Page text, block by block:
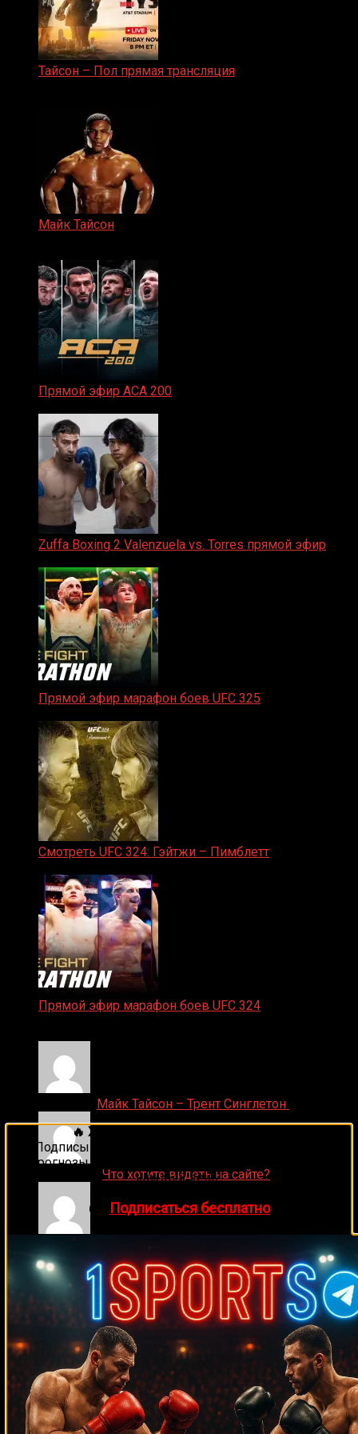
Тайсон – Пол прямая трансляция
Майк Тайсон
Прямой эфир ACA 200
Zuffa Boxing 2 Valenzuela vs. Torres прямой эфир
Прямой эфир марафон боев UFC 325
Смотреть UFC 324: Гэйтжи – Пимблетт
Прямой эфир марафон боев UFC 324
Майк Тайсон – Трент Синглетон
Что хотите видеть на сайте?
Ляяляляляояо onСмотреть UFC 324: Гэйтжи –
Пимблетт
Medik on Смотреть UFC 322 Делла Маддалена –
Махачев
🔥 Хочешь зарабатывать на спорте?
Подписывайся на наш Telegram-канал
прогнозы на единоборства и другие виды спорта
каждый день!
👉 Подписаться бесплатно